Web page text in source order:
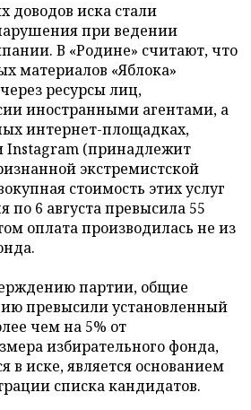
доводов иска стали
при ведении
В «Родине» считают, что
материалов «Яблока»
ресурсы лиц,
иностранными агентами, а
интернет-площадках,
Instagram (принадлежит
экстремистской
стоимость этих услуг
по 6 августа превысила 55
оплата производилась не из
партии, общие
превысили установленный
чем на 5% от
избирательного фонда,
в иске, является основанием
списка кандидатов.